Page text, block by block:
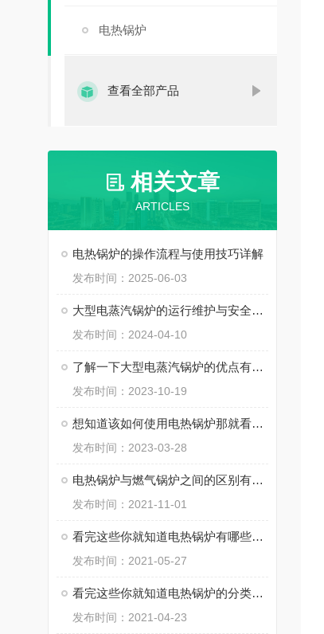
电热锅炉
查看全部产品
相关文章
ARTICLES
电热锅炉的操作流程与使用技巧详解
发布时间：2025-06-03
大型电蒸汽锅炉的运行维护与安全管理要点
发布时间：2024-04-10
了解一下大型电蒸汽锅炉的优点有哪些吧
发布时间：2023-10-19
想知道该如何使用电热锅炉那就看看本篇吧
发布时间：2023-03-28
电热锅炉与燃气锅炉之间的区别有哪些你知道么
发布时间：2021-11-01
看完这些你就知道电热锅炉有哪些特点了
发布时间：2021-05-27
看完这些你就知道电热锅炉的分类有哪些了
发布时间：2021-04-23